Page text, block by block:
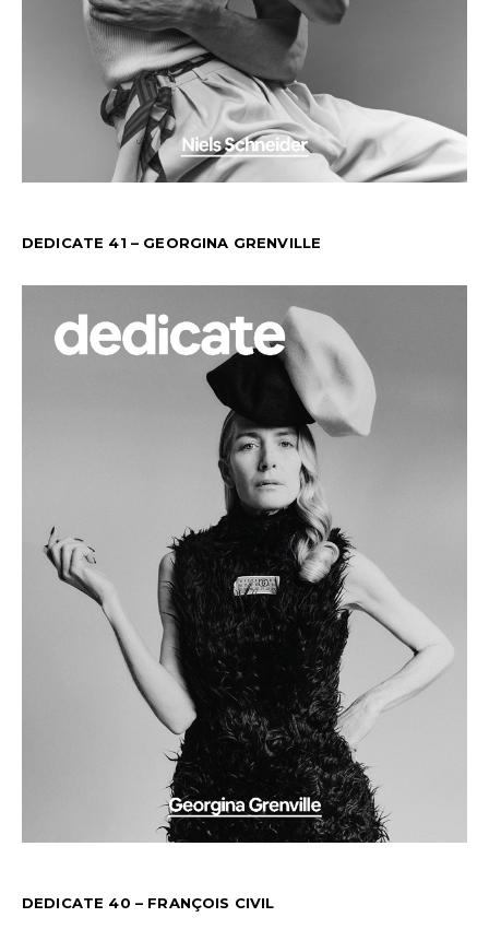
DEDICATE 41 – GEORGINA GRENVILLE
DEDICATE 40 – FRANÇOIS CIVIL